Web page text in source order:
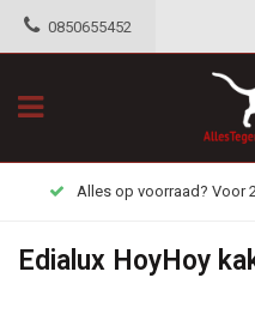
0850655452
Alles op voorraad? Voor
Edialux HoyHoy